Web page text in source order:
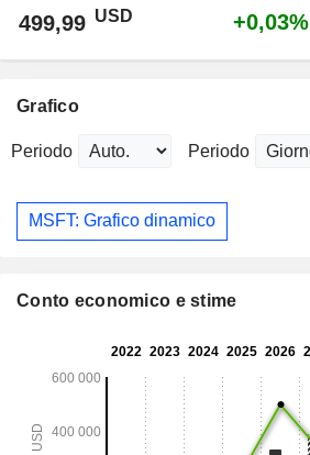
499,99 USD +0,03%
Grafico
Periodo Periodo
MSFT: Grafico dinamico
Conto economico e stime